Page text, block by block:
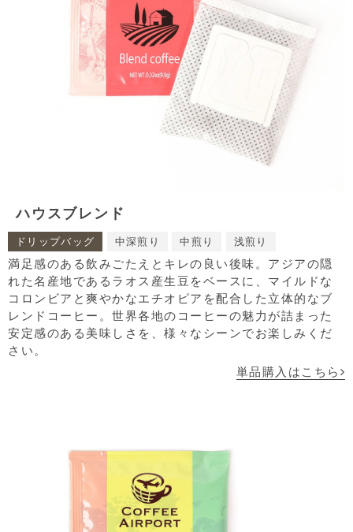
ハウスブレンド
ドリップバッグ 中深煎り 中煎り 浅煎り
満足感のある飲みごたえとキレの良い後味。アジアの隠
れた名産地であるラオス産生豆をベースに、マイルドな
コロンビアと爽やかなエチオピアを配合した立体的なブ
レンドコーヒー。世界各地のコーヒーの魅力が詰まった
安定感のある美味しさを、様々なシーンでお楽しみくだ
さい。
単品購入はこちら